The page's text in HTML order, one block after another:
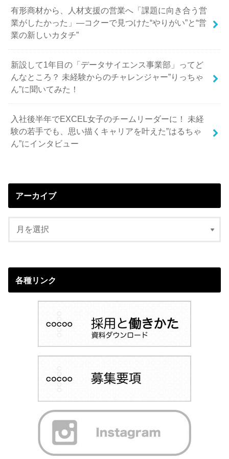
有形商材から、人材支援の営業へ「課題に向き合う営
業がしたかった」—コクーで見つけた“やりがい”と“営
業の新しいカタチ”
新設して1年目の「データサイエンス事業部」ってど
んなところ？ 未経験からのチャレンジャー”りっちゃ
ん”に聞いてみた！
入社後半年でEXCEL女子のチームリーダーに！ 未経
験の若手でも、思い描くキャリアを叶えた”はるちゃ
ん”にインタビュー
アーカイブ
各種リンク